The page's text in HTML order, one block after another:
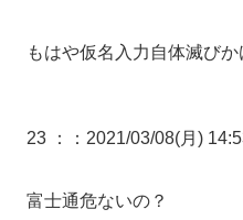
もはや仮名入力自体滅びか
23 ： ：2021/03/08(月)
富士通危ないの？